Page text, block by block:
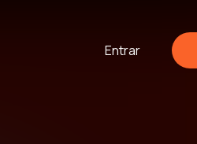
Entrar